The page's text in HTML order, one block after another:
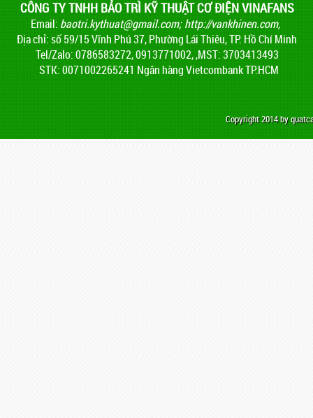
CÔNG TY TNHH BẢO TRÌ KỸ THUẬT CƠ ĐIỆN VINAFANS
Email: baotri.kythuat@gmail.com;http://vankhinen.com,
Địa chỉ: số 59/15 Vĩnh Phú 37, Phường Lái Thiêu, TP. Hồ Chí Minh
Tel/Zalo: 0786583272, 0913771002, ,MST: 3703413493
STK: 0071002265241 Ngân hàng Vietcombank TP.HCM
Copyright 2014 by